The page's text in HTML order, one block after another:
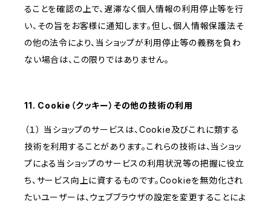
ることを確認の上で、遅滞なく個人情報の利用停止等を行
い、その旨をお客様に通知します。但し、個人情報保護法そ
の他の法令により、当ショップが利用停止等の義務を負わ
ない場合は、この限りではありません。
11. Cookie（クッキー）その他の技術の利用
（１） 当ショップのサービスは、Cookie及びこれに類する
技術を利用することがあります。これらの技術は、当ショッ
プによる当ショップのサービスの利用状況等の把握に役立
ち、サービス向上に資するものです。Cookieを無効化され
たいユーザーは、ウェブブラウザの設定を変更することによ